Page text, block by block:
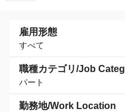
雇用形態
すべて
職種カテゴリ/Job
パート
勤務地/Work Location